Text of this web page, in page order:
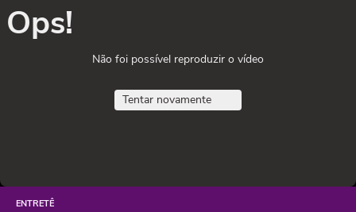
Ops!
Não foi possível reproduzir o vídeo
Tentar novamente
ENTRETÊ